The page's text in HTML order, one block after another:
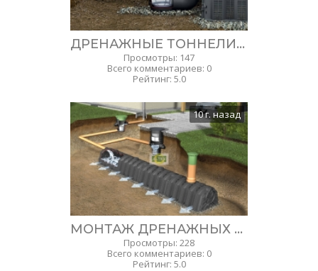
ДРЕНАЖНЫЕ ТОННЕЛИ GRAF - ДЛЯ ОТВОДА В ГРУНТ ДОЖДЕВОЙ И ОЧИЩЕННОЙ СТОЧНОЙ ВОДЫ
Просмотры: 147
Всего комментариев: 0
Рейтинг: 5.0
10 г. назад
МОНТАЖ ДРЕНАЖНЫХ ТОННЕЛЕЙ GRAF
Просмотры: 228
Всего комментариев: 0
Рейтинг: 5.0